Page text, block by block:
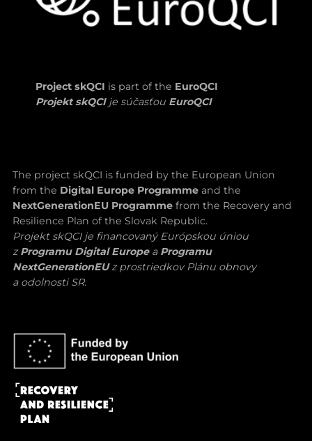
Project skQCI is part of the EuroQCI
Projekt skQCIje súčasťou EuroQCI
The project skQCI is funded by the European Union
from the Digital Europe Programmeand the
NextGenerationEU Programme from the Recovery and
Resilience Plan of the Slovak Republic.
Projekt skQCI je financovaný Európskou úniou
zProgramu Digital Europe a Programu
NextGenerationEUz prostriedkov Plánu obnovy
a odolnosti SR.